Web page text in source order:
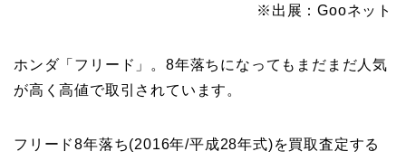
※出展：Gooネット
ホンダ「フリード」。8年落ちになってもまだまだ人気
が高く高値で取引されています。
フリード8年落ち(2016年/平成28年式)を買取査定する